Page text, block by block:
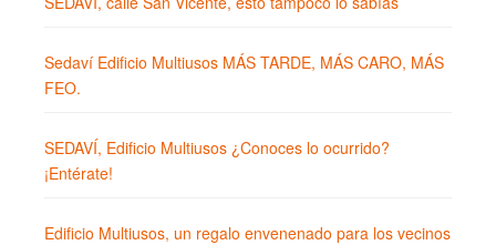
Sedaví Edificio Multiusos MÁS TARDE, MÁS CARO, MÁS
FEO.
SEDAVÍ, Edificio Multiusos ¿Conoces lo ocurrido?
¡Entérate!
Edificio Multiusos, un regalo envenenado para los vecinos